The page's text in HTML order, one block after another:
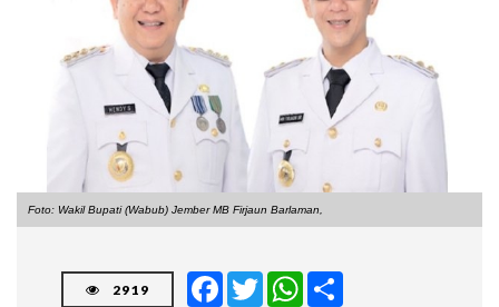
Foto: Wakil Bupati (Wabub) Jember MB Firjaun Barlaman,
2919
FacebookTwitter WhatsApp